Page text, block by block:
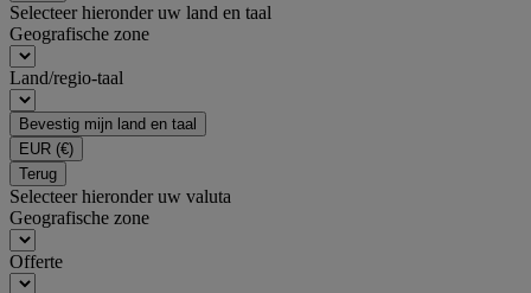
Selecteer hieronder uw land en taal
Geografische zone
Land/regio-taal
Bevestig mijn land en taal
EUR (€)
Terug
Selecteer hieronder uw valuta
Geografische zone
Offerte